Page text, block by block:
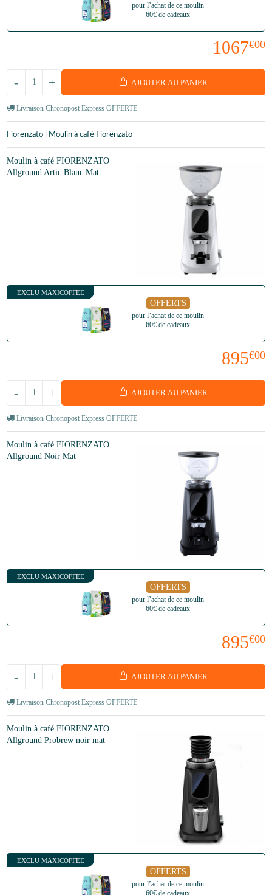
pour l’achat de ce moulin
60€ de cadeaux
1067€00
+
- AJOUTER AU PANIER
Livraison Chronopost Express OFFERTE
Fiorenzato | Moulin à café Fiorenzato
Moulin à café FIORENZATO
Allground Artic Blanc Mat
EXCLU MAXICOFFEE
OFFERTS
pour l’achat de ce moulin
60€ de cadeaux
895€00
+
- AJOUTER AU PANIER
Livraison Chronopost Express OFFERTE
Moulin à café FIORENZATO
Allground Noir Mat
EXCLU MAXICOFFEE
OFFERTS
pour l’achat de ce moulin
60€ de cadeaux
895€00
+
- AJOUTER AU PANIER
Livraison Chronopost Express OFFERTE
Moulin à café FIORENZATO
Allground Probrew noir mat
EXCLU MAXICOFFEE
OFFERTS
pour l’achat de ce moulin
60€ de cadeaux